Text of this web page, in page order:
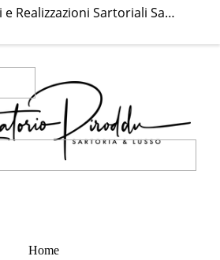
Home
Tessuti Pregiati e Realizzazioni Sartoriali Sarde | Laboratorio Piroddu